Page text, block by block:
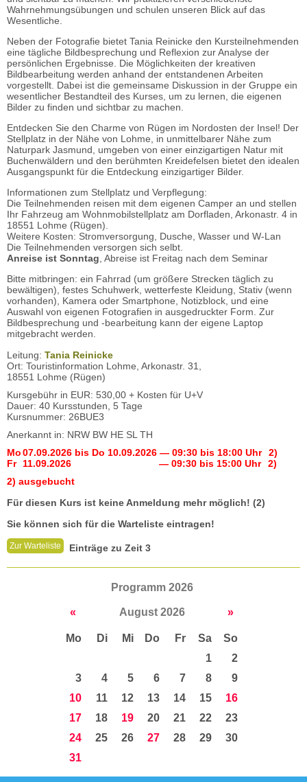
Wahrnehmungsübungen und schulen unseren Blick auf das
Wesentliche.
Neben der Fotografie bietet Tania Reinicke den Kursteilnehmenden
eine tägliche Bildbesprechung und Reflexion zur Analyse der
persönlichen Ergebnisse. Die Möglichkeiten der kreativen
Bildbearbeitung werden anhand der entstandenen Arbeiten
vorgestellt. Dabei ist die gemeinsame Diskussion in der Gruppe ein
wesentlicher Bestandteil des Kurses, um zu lernen, die eigenen
Bilder zu finden und sichtbar zu machen.
Entdecken Sie den Charme von Rügen im Nordosten der Insel! Der
Stellplatz in der Nähe von Lohme, in unmittelbarer Nähe zum
Naturpark Jasmund, umgeben von einer einzigartigen Natur mit
Buchenwäldern und den berühmten Kreidefelsen bietet den idealen
Ausgangspunkt für die Entdeckung einzigartiger Bilder.
Informationen zum Stellplatz und Verpflegung:
Die Teilnehmenden reisen mit dem eigenen Camper an und stellen
Ihr Fahrzeug am Wohnmobilstellplatz am Dorfladen, Arkonastr. 4 in
18551 Lohme (Rügen).
Weitere Kosten: Stromversorgung, Dusche, Wasser und W-Lan
Die Teilnehmenden versorgen sich selbt.
Anreise ist Sonntag , Abreise ist Freitag nach dem Seminar
Bitte mitbringen: ein Fahrrad (um größere Strecken täglich zu
bewältigen), festes Schuhwerk, wetterfeste Kleidung, Stativ (wenn
vorhanden), Kamera oder Smartphone, Notizblock, und eine
Auswahl von eigenen Fotografien in ausgedruckter Form. Zur
Bildbesprechung und -bearbeitung kann der eigene Laptop
mitgebracht werden.
Leitung: Tania Reinicke
Ort: Touristinformation Lohme, Arkonastr. 31,
18551 Lohme (Rügen)
Kursgebühr in EUR: 530,00 + Kosten für U+V
Dauer: 40 Kursstunden, 5 Tage
Kursnummer: 26BUE3
Anerkannt in: NRW BW HE SL TH
Mo07.09.2026 bis Do 10.09.2026 — 09:30 bis 18:00 Uhr
2)
Fr
11.09.2026 — 09:30 bis 15:00 Uhr
2)
2) ausgebucht
Für diesen Kurs ist keine Anmeldung mehr möglich! (2)
Sie können sich für die Warteliste eintragen!
Zur Warteliste Einträge zu Zeit 3
Programm 2026
« August 2026 »
Mo Di Mi Do Fr Sa
So
1
2
3
4 5 6 7 8
9
10
11 12 13 14 15
16
17
18 19 20 21 22
23
24
25 26 27 28 29
30
31